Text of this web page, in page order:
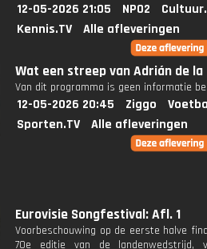
12-05-2026 21:05 NPO2
Kennis.TV
Alle afleveringen
Wat een streep van Adrián de la
Van dit programma is geen informatie
12-05-2026 20:45 Ziggo
Sporten.TV
Alle afleveringen
Eurovisie Songfestival: Afl. 1
Voorbeschouwing op de eerste halve
70e editie van de landenwedstrijd,